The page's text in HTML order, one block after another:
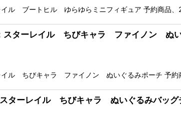
ル ブートヒル ゆらゆらミニフィギュア 予約商品
スターレイル ちびキャラ ファイノン ぬい
ル ちびキャラ ファイノン ぬいぐるみポーチ 予約
スターレイル ちびキャラ ぬいぐるみバッグ